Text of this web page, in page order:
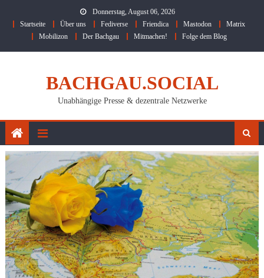
Donnerstag, August 06, 2026
Startseite
Über uns Fediverse Friendica Mastodon
Matrix
Mobilizon
Der Bachgau Mitmachen! Folge dem Blog
BACHGAU.SOCIAL
Unabhängige Presse & dezentrale Netzwerke